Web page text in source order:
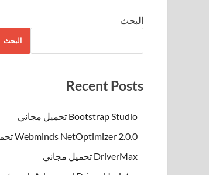
البحث
البحث
Recent Posts
Bootstrap Studio تحميل مجاني
Webminds NetOptimizer 2.0.0 تحميل مجاني
DriverMax تحميل مجاني